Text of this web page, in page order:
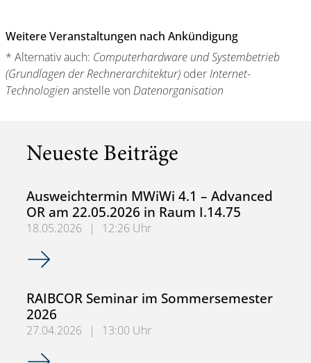
Weitere Veranstaltungen nach Ankündigung
* Alternativ auch: Computerhardware und Systembetrieb
(Grundlagen der Rechnerarchitektur) oderInternet-
Technologien anstelle von Datenorganisation
Neueste Beiträge
Ausweichtermin MWiWi 4.1 – Advanced
OR am 22.05.2026 in Raum I.14.75
18.05.2026 |
12:26 Uhr
Ausweichtermin MWiWi 4.1 – Advanced OR am
RAIBCOR Seminar im Sommersemester
2026
27.04.2026 |
13:00 Uhr
RAIBCOR Seminar im Sommersemester 2026